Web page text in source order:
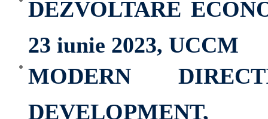
DEZVOLTARE
23 iunie 2023, UCCM
MODERN
DEVELOPMENT,